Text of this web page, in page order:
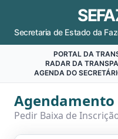
Secretaria de Estado da
PORTAL DA
RADAR DA
AGENDA DO
Agendamento
Pedir Baixa de